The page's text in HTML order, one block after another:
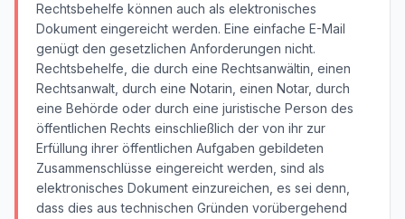
Rechtsbehelfe können auch als elektronisches
Dokument eingereicht werden. Eine einfache E-Mail
genügt den gesetzlichen Anforderungen nicht.
Rechtsbehelfe, die durch eine Rechtsanwältin, einen
Rechtsanwalt, durch eine Notarin, einen Notar, durch
eine Behörde oder durch eine juristische Person des
öffentlichen Rechts einschließlich der von ihr zur
Erfüllung ihrer öffentlichen Aufgaben gebildeten
Zusammenschlüsse eingereicht werden, sind als
elektronisches Dokument einzureichen, es sei denn,
dass dies aus technischen Gründen vorübergehend